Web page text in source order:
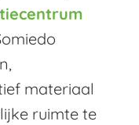
materiaal
ruimte te